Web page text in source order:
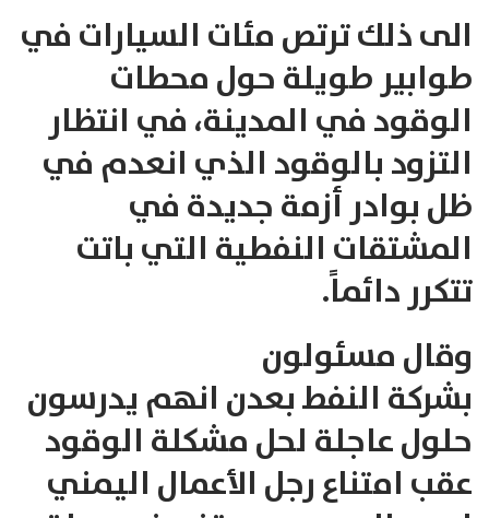
الى ذلك ترتص مئات السيارات في
طوابير طويلة حول محطات
الوقود في المدينة، في انتظار
التزود بالوقود الذي انعدم في
ظل بوادر أزمة جديدة في
المشتقات النفطية التي باتت
تتكرر دائماً.
وقال مسئولون
بشركة النفطبعدن انهم يدرسون
حلول عاجلة لحل مشكلة الوقود
عقب امتناع رجل الأعمال اليمني